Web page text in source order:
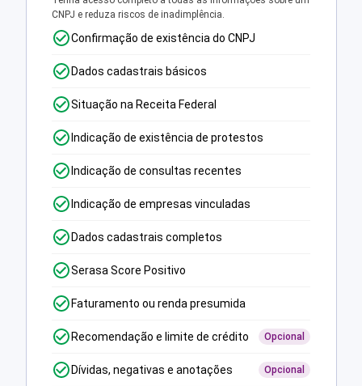
CNPJ e reduza riscos de inadimplência.
Confirmação de existência do CNPJ
Dados cadastrais básicos
Situação na Receita Federal
Indicação de existência de protestos
Indicação de consultas recentes
Indicação de empresas vinculadas
Dados cadastrais completos
Serasa Score Positivo
Faturamento ou renda presumida
Recomendação e limite de crédito Opcional
Dívidas, negativas e anotações Opcional